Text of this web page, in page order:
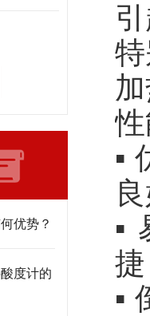
优势？
度计的
▪
▪
▪